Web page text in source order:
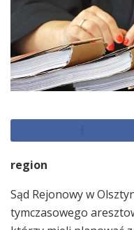
region
Sąd Rejonowy w
tymczasowego